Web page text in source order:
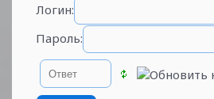
Логин:
Пароль: